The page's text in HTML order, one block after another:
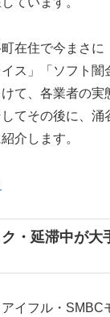
在住で今まさに
ス」「ソフト
て、各業者の実
てその後に、涌
介します。
・延滞中が大
イフル・SMBC